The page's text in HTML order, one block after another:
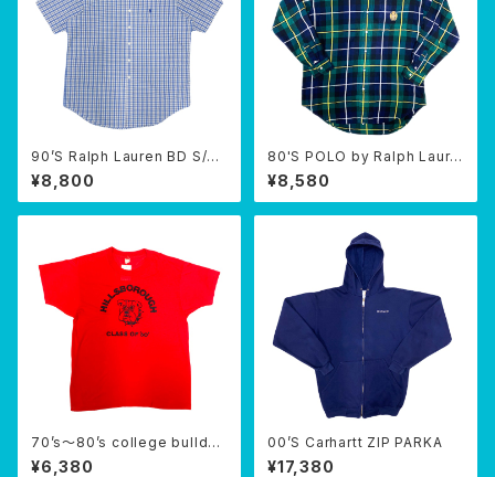
90’S Ralph Lauren BD S/S
shirt
¥8,800
80'S POLO by Ralph Laure
n B/D SHIRTS
¥8,580
70’s〜80’s college bulldog
T-SHIRTS
¥6,380
00’S Carhartt ZIP PARKA
¥17,380